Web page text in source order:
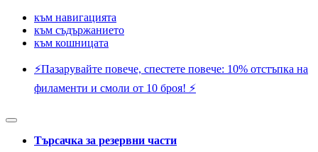
към навигацията
към съдържанието
към кошницата
⚡️Пазарувайте повече, спестете повече: 10% отстъпка на
филаменти и смоли от 10 броя! ⚡️
Търсачка за резервни части